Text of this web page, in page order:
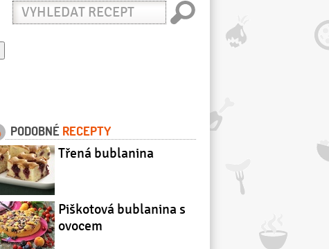
Vyhledat
recept
PODOBNÉ RECEPTY
Třená bublanina
Piškotová bublanina s
ovocem